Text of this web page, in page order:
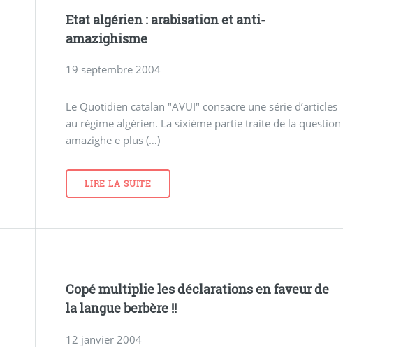
Etat algérien : arabisation et anti-
amazighisme
19 septembre 2004
Le Quotidien catalan "AVUI" consacre une série d’articles
au régime algérien. La sixième partie traite de la question
amazighe e plus (…)
LIRE LA SUITE
Copé multiplie les déclarations en faveur de
la langue berbère !!
12 janvier 2004